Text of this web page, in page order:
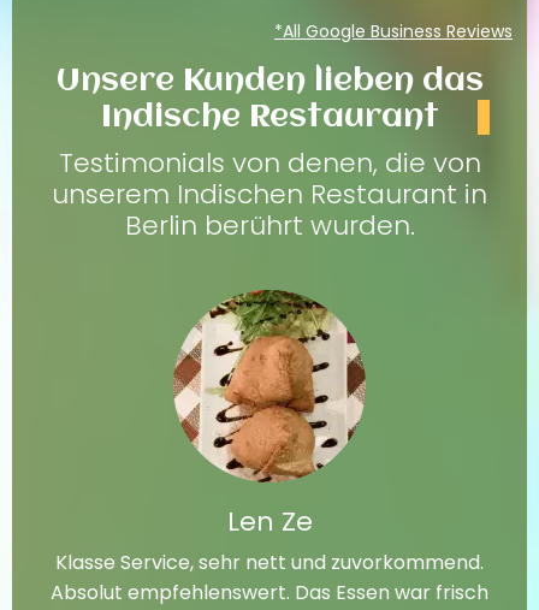
*All Google Business Reviews
Unsere Kunden lieben das
Indische Restaurant
Testimonials von denen, die von
unserem Indischen Restaurant in
Berlin berührt wurden.
Len Ze
Klasse Service, sehr nett und zuvorkommend.
Absolut empfehlenswert. Das Essen war frisch